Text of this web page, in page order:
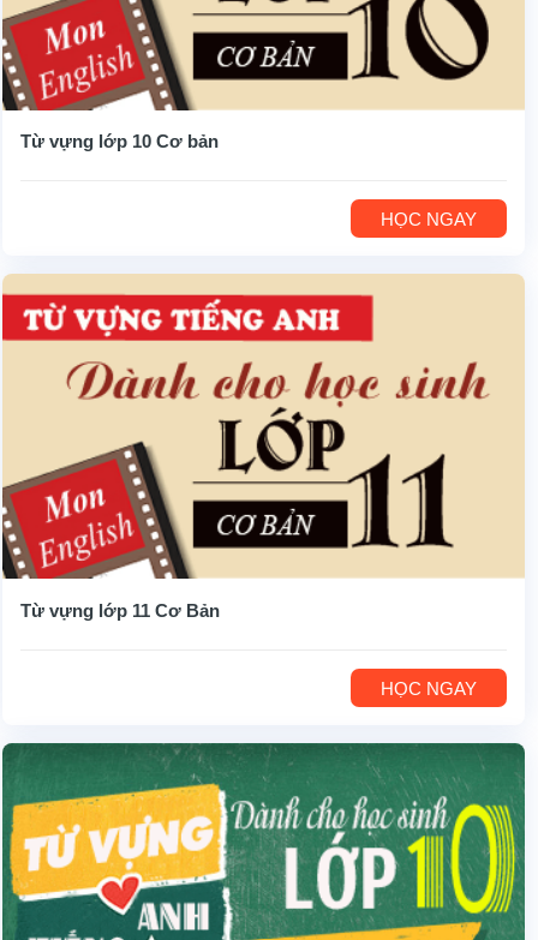
Từ vựng lớp 10 Cơ bản
HỌC NGAY
Từ vựng lớp 11 Cơ Bản
HỌC NGAY